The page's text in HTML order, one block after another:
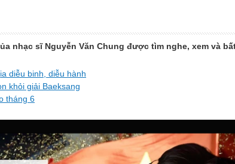
nhạc sĩ Nguyễn Văn Chung được tìm nghe, xem và
diễu binh, diễu hành
khỏi giải Baeksang
tháng 6